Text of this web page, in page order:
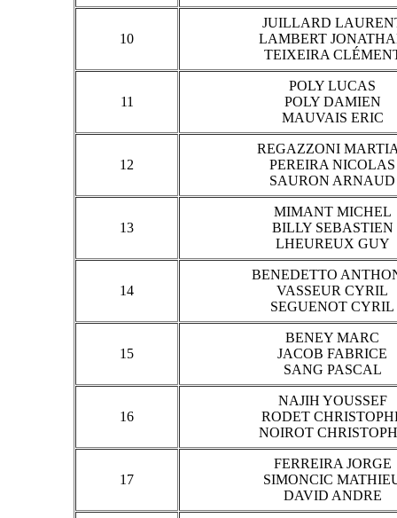
10
JUILLARD
LAMBERT
TEIXEIRA
11
POLY LUCAS
POLY DAMIEN
MAUVAIS ERIC
12
REGAZZONI
PEREIRA NICOLAS
SAURON ARNAUD
13
MIMANT MICHEL
BILLY SEBASTIEN
LHEUREUX GUY
14
BENEDETTO
VASSEUR CYRIL
SEGUENOT CYRIL
15
BENEY MARC
JACOB FABRICE
SANG PASCAL
16
NAJIH YOUSSEF
RODET
NOIROT
17
FERREIRA JORGE
SIMONCIC
DAVID ANDRE